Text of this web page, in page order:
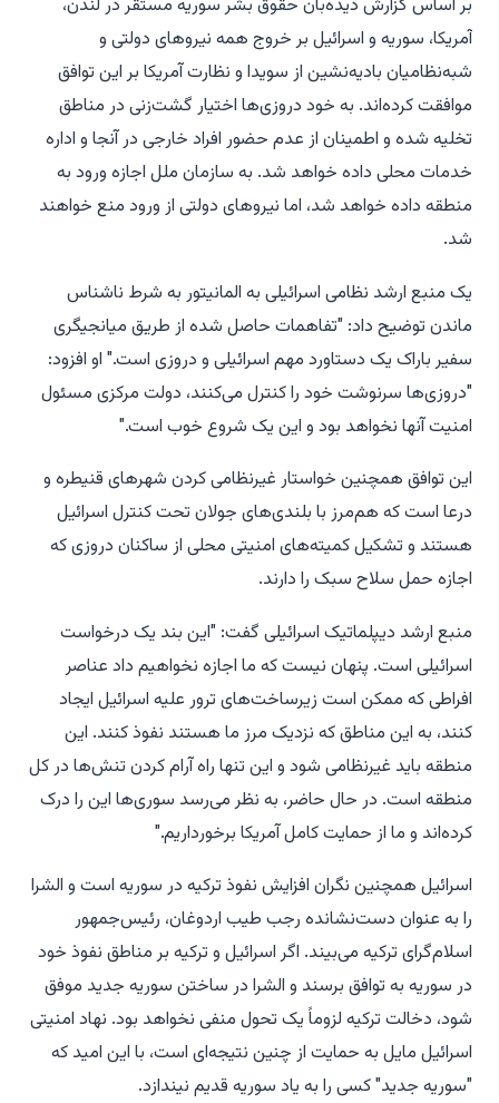
بر اساس گزارش دیده‌بان حقوق بشر سوریه مستقر در لندن،
آمریکا، سوریه و اسرائیل بر خروج همه نیروهای دولتی و
شبه‌نظامیان بادیه‌نشین از سویدا و نظارت آمریکا بر این توافق
موافقت کرده‌اند. به خود دروزی‌ها اختیار گشت‌زنی در مناطق
تخلیه شده و اطمینان از عدم حضور افراد خارجی در آنجا و اداره
خدمات محلی داده خواهد شد. به سازمان ملل اجازه ورود به
منطقه داده خواهد شد، اما نیروهای دولتی از ورود منع خواهند
شد.
یک منبع ارشد نظامی اسرائیلی به المانیتور به شرط ناشناس
ماندن توضیح داد: "تفاهمات حاصل شده از طریق میانجیگری
سفیر باراک یک دستاورد مهم اسرائیلی و دروزی است." او افزود:
"دروزی‌ها سرنوشت خود را کنترل می‌کنند، دولت مرکزی مسئول
امنیت آنها نخواهد بود و این یک شروع خوب است."
این توافق همچنین خواستار غیرنظامی کردن شهرهای قنیطره و
درعا است که هم‌مرز با بلندی‌های جولان تحت کنترل اسرائیل
هستند و تشکیل کمیته‌های امنیتی محلی از ساکنان دروزی که
اجازه حمل سلاح سبک را دارند.
منبع ارشد دیپلماتیک اسرائیلی گفت: "این بند یک درخواست
اسرائیلی است. پنهان نیست که ما اجازه نخواهیم داد عناصر
افراطی که ممکن است زیرساخت‌های ترور علیه اسرائیل ایجاد
کنند، به این مناطق که نزدیک مرز ما هستند نفوذ کنند. این
منطقه باید غیرنظامی شود و این تنها راه آرام کردن تنش‌ها در کل
منطقه است. در حال حاضر، به نظر می‌رسد سوری‌ها این را درک
کرده‌اند و ما از حمایت کامل آمریکا برخورداریم."
اسرائیل همچنین نگران افزایش نفوذ ترکیه در سوریه است و الشرا
را به عنوان دست‌نشانده رجب طیب اردوغان، رئیس‌جمهور
اسلام‌گرای ترکیه می‌بیند. اگر اسرائیل و ترکیه بر مناطق نفوذ خود
در سوریه به توافق برسند و الشرا در ساختن سوریه جدید موفق
شود، دخالت ترکیه لزوماً یک تحول منفی نخواهد بود. نهاد امنیتی
اسرائیل مایل به حمایت از چنین نتیجه‌ای است، با این امید که
"سوریه جدید" کسی را به یاد سوریه قدیم نیندازد.